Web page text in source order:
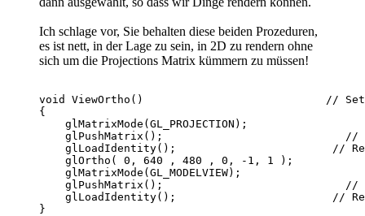
Ich schlage vor, Sie behalten diese beiden Prozeduren,
es ist nett, in der Lage zu sein, in 2D zu rendern ohne
sich um die Projections Matrix kümmern zu müssen!
void ViewOrtho()                            // Setzt
{
glMatrixMode(GL_PROJECTION);
glPushMatrix();                            //
glLoadIdentity();                        //
glOrtho( 0, 640 , 480 , 0, -1, 1 );
glMatrixMode(GL_MODELVIEW);
glPushMatrix();                            //
glLoadIdentity();                        //
}